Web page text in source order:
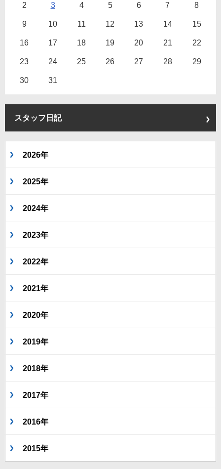
2 3 4 5 6 7 8
9 10 11 12 13 14 15
16 17 18 19 20 21 22
23 24 25 26 27 28 29
30 31
スタッフ日記
2026年
2025年
2024年
2023年
2022年
2021年
2020年
2019年
2018年
2017年
2016年
2015年